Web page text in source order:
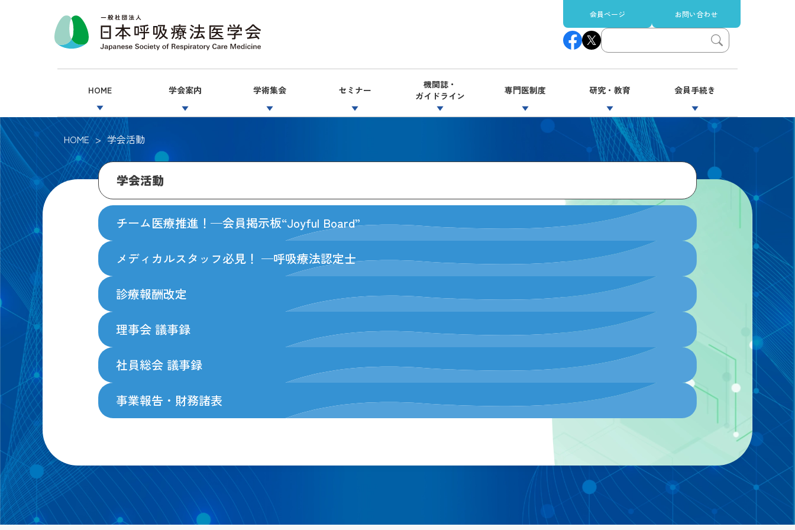
会員ページ お問い合わせ
HOME
▼
学会案内
▼
学術集会
▼
セミナー
▼
機関誌・
ガイドライン
▼
専門医制度
▼
研究・教育
▼
会員手続き
▼
HOME 学会活動
学会活動
チーム医療推進！—会員掲示板“Joyful Board”
メディカルスタッフ必見！ —呼吸療法認定士
診療報酬改定
理事会 議事録
社員総会 議事録
事業報告・財務諸表